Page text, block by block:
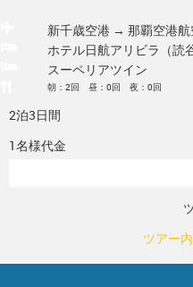
新千歳空港 → 那覇空港航
ホテル日航アリビラ（読
スーペリアツイン
朝：2回 昼：0回 夜：0回
2泊3日間
1名様代金
ツアー